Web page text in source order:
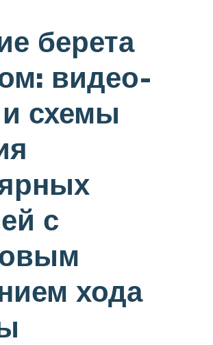
берета
видео-
схемы
с
хода